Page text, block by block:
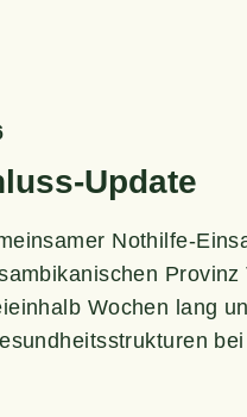
Update
Not­hil­fe-
Wochen lang